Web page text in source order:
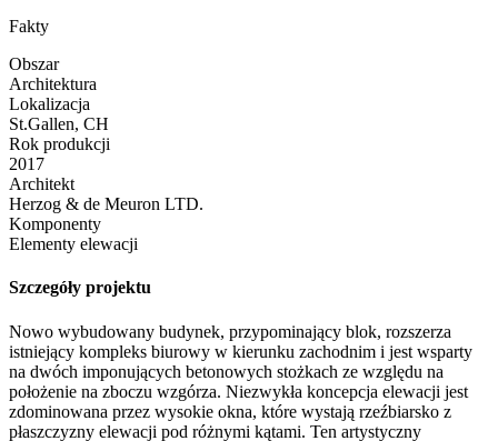
Fakty
Obszar
Architektura
Lokalizacja
St.Gallen, CH
Rok produkcji
2017
Architekt
Herzog & de Meuron LTD.
Komponenty
Elementy elewacji
Szczegóły projektu
Nowo wybudowany budynek, przypominający blok, rozszerza
istniejący kompleks biurowy w kierunku zachodnim i jest wsparty
na dwóch imponujących betonowych stożkach ze względu na
położenie na zboczu wzgórza. Niezwykła koncepcja elewacji jest
zdominowana przez wysokie okna, które wystają rzeźbiarsko z
płaszczyzny elewacji pod różnymi kątami. Ten artystyczny